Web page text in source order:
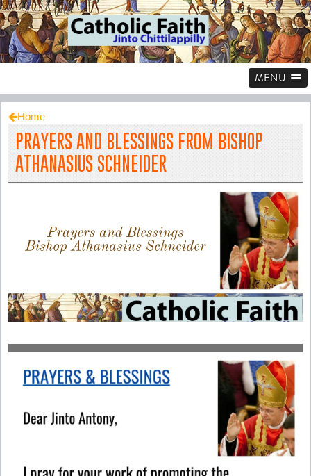
MENU
Home
PRAYERS AND BLESSINGS FROM BISHOP
ATHANASIUS SCHNEIDER